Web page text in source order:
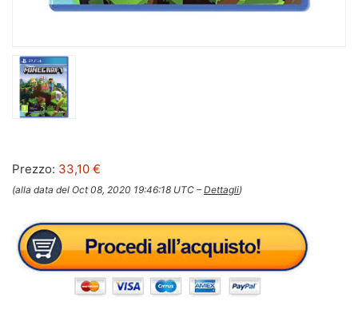
Prezzo: 33,10 €
(alla data del Oct 08, 2020 19:46:18 UTC –Dettagli)